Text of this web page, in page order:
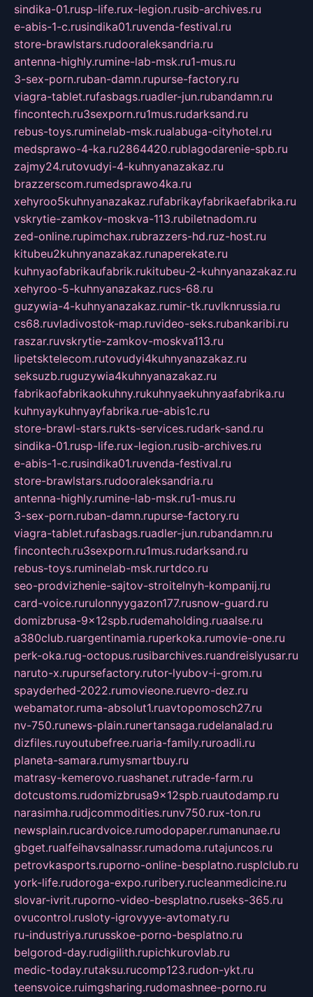
sindika-01.rusp-life.rux-legion.rusib-archives.ru
e-abis-1-c.rusindika01.ruvenda-festival.ru
store-brawlstars.rudooraleksandria.ru
antenna-highly.rumine-lab-msk.ru1-mus.ru
3-sex-porn.ruban-damn.rupurse-factory.ru
viagra-tablet.rufasbags.ruadler-jun.rubandamn.ru
fincontech.ru3sexporn.ru1mus.rudarksand.ru
rebus-toys.ruminelab-msk.rualabuga-cityhotel.ru
medsprawo-4-ka.ru2864420.rublagodarenie-spb.ru
zajmy24.rutovudyi-4-kuhnyanazakaz.ru
brazzerscom.rumedsprawo4ka.ru
xehyroo5kuhnyanazakaz.rufabrikayfabrikaefabrika.ru
vskrytie-zamkov-moskva-113.rubiletnadom.ru
zed-online.rupimchax.rubrazzers-hd.ruz-host.ru
kitubeu2kuhnyanazakaz.runaperekate.ru
kuhnyaofabrikaufabrik.rukitubeu-2-kuhnyanazakaz.ru
xehyroo-5-kuhnyanazakaz.rucs-68.ru
guzywia-4-kuhnyanazakaz.rumir-tk.ruvlknrussia.ru
cs68.ruvladivostok-map.ruvideo-seks.rubankaribi.ru
raszar.ruvskrytie-zamkov-moskva113.ru
lipetsktelecom.rutovudyi4kuhnyanazakaz.ru
seksuzb.ruguzywia4kuhnyanazakaz.ru
fabrikaofabrikaokuhny.rukuhnyaekuhnyaafabrika.ru
kuhnyaykuhnyayfabrika.rue-abis1c.ru
store-brawl-stars.rukts-services.rudark-sand.ru
sindika-01.rusp-life.rux-legion.rusib-archives.ru
e-abis-1-c.rusindika01.ruvenda-festival.ru
store-brawlstars.rudooraleksandria.ru
antenna-highly.rumine-lab-msk.ru1-mus.ru
3-sex-porn.ruban-damn.rupurse-factory.ru
viagra-tablet.rufasbags.ruadler-jun.rubandamn.ru
fincontech.ru3sexporn.ru1mus.rudarksand.ru
rebus-toys.ruminelab-msk.rurtdco.ru
seo-prodvizhenie-sajtov-stroitelnyh-kompanij.ru
card-voice.rurulonnyygazon177.rusnow-guard.ru
domizbrusa-9x12spb.rudemaholding.ruaalse.ru
a380club.ruargentinamia.ruperkoka.rumovie-one.ru
perk-oka.rug-octopus.rusibarchives.ruandreislyusar.ru
naruto-x.rupursefactory.rutor-lyubov-i-grom.ru
spayderhed-2022.rumovieone.ruevro-dez.ru
webamator.ruma-absolut1.ruavtopomosch27.ru
nv-750.runews-plain.runertansaga.rudelanalad.ru
dizfiles.ruyoutubefree.ruaria-family.ruroadli.ru
planeta-samara.rumysmartbuy.ru
matrasy-kemerovo.ruashanet.rutrade-farm.ru
dotcustoms.rudomizbrusa9x12spb.ruautodamp.ru
narasimha.rudjcommodities.runv750.rux-ton.ru
newsplain.rucardvoice.rumodopaper.rumanunae.ru
gbget.rualfeihavsalnassr.rumadoma.rutajuncos.ru
petrovkasports.ruporno-online-besplatno.rusplclub.ru
york-life.rudoroga-expo.ruribery.rucleanmedicine.ru
slovar-ivrit.ruporno-video-besplatno.ruseks-365.ru
ovucontrol.rusloty-igrovyye-avtomaty.ru
ru-industriya.rurusskoe-porno-besplatno.ru
belgorod-day.rudigilith.rupichkurovlab.ru
medic-today.rutaksu.rucomp123.rudon-ykt.ru
teensvoice.ruimgsharing.rudomashnee-porno.ru